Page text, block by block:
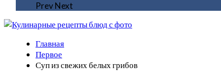
PrevNext
Главная
Первое
Суп из свежих белых грибов